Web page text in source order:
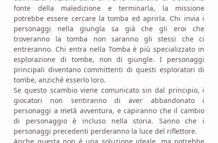
fonte della maledizione e terminarla, la missione
potrebbe essere cercare la tomba ed aprirla. Chi invia i
personaggi nella giungla sa già che gli eroi che
troveranno la tomba non saranno gli stessi che ci
entreranno. Chi entra nella Tomba è più specializzato in
esplorazione di tombe, non di giungle. I personaggi
principali diventano committenti di questi esploratori di
tombe, anziché esserlo loro.
Se questo scambio viene comunicato sin dal principio, i
giocatori non sentiranno di aver abbandonato i
personaggi a metà avventura, e capiranno che il cambio
di personaggio è incluso nella storia. Sanno che i
personaggi precedenti perderanno la luce del riflettore.